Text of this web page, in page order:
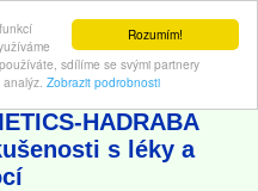
Rozumím!
sdílíme se svými partnery
Zobrazit podrobnosti
s léky a léčbou nemocí
HADRABA
s léky a